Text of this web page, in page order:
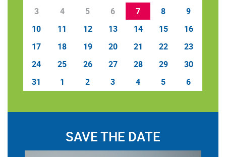
3
4 5 6 7 8
9
10
11 12 13 14 15
16
17
18 19 20 21 22
23
24
25 26 27 28 29
30
31
1 2 3 4 5 6
SAVE THE DATE